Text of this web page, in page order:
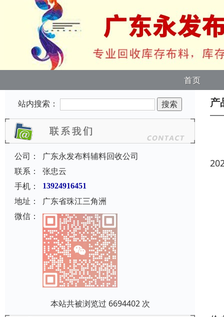
首页
站内搜索：
公司：
广东永发布料辅料回收公司
联系：
张忠云
手机：
13924916451
地址：
广东省珠江三角洲
微信：
本站共被浏览过 6694402 次
产